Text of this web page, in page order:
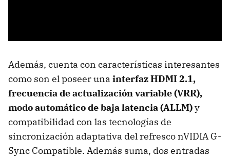
Además, cuenta con características interesantes
como son el poseer una interfaz HDMI 2.1,
frecuencia de actualización variable (VRR),
modo automático de baja latencia (ALLM)y
compatibilidad con las tecnologías de
sincronización adaptativa del refresco nVIDIA G-
Sync Compatible. Además suma, dos entradas